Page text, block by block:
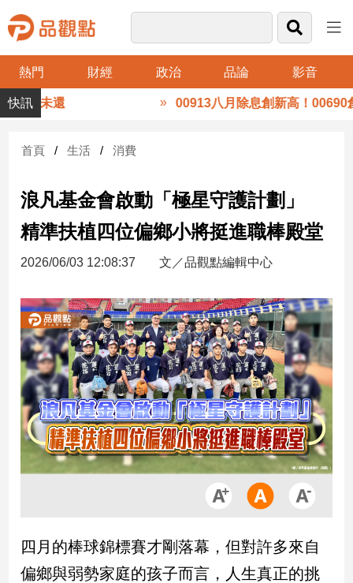
熱門 財經 政治 品論 影音
品
觀
財
台
財
新
產
經/
股
市
房
地
產
品
政
治
未還 00913八月除息創新高！00690創
首頁 生活 消費
浪凡基金會啟動「極星守護計劃」
精準扶植四位偏鄉小將挺進職棒殿堂
2026/06/03 12:08:37 文／品觀點編輯中心
四月的棒球錦標賽才剛落幕，但對許多來自
偏鄉與弱勢家庭的孩子而言，人生真正的挑